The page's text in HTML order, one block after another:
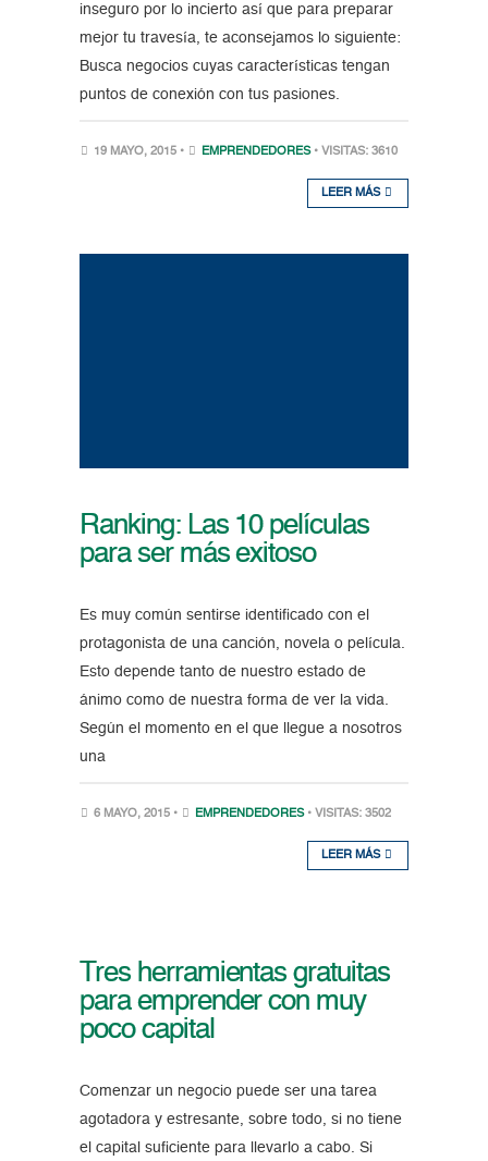
inseguro por lo incierto así que para preparar
mejor tu travesía, te aconsejamos lo siguiente:
Busca negocios cuyas características tengan
puntos de conexión con tus pasiones.
19 MAYO, 2015 • EMPRENDEDORES • VISITAS: 3610
LEER MÁS
Ranking: Las 10 películas
para ser más exitoso
Es muy común sentirse identificado con el
protagonista de una canción, novela o película.
Esto depende tanto de nuestro estado de
ánimo como de nuestra forma de ver la vida.
Según el momento en el que llegue a nosotros
una
6 MAYO, 2015 • EMPRENDEDORES • VISITAS: 3502
LEER MÁS
Tres herramientas gratuitas
para emprender con muy
poco capital
Comenzar un negocio puede ser una tarea
agotadora y estresante, sobre todo, si no tiene
el capital suficiente para llevarlo a cabo. Si